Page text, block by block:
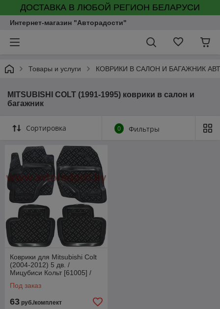
ДОСТАВКА В ЛЮБОЙ РЕГИОН БЕЛАРУСИ
Интернет-магазин "Авторадости"
Товары и услуги КОВРИКИ В САЛОН И БАГАЖНИК
MITSUBISHI COLT (1991-1995) коврики в салон и
багажник
Сортировка 0 Фильтры
Коврики для Mitsubishi Colt
(2004-2012) 5 дв. /
Мицубиси Кольт [61005] /
Под заказ
63 руб./комплект